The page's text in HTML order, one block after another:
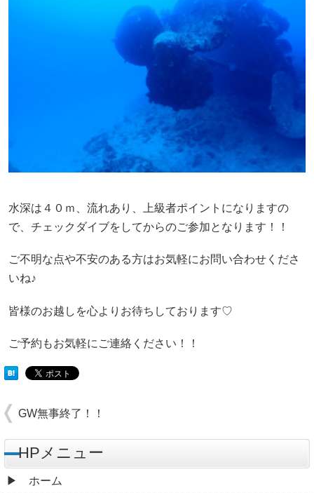
水深は４０ｍ、流れあり、上級者ポイントになりますの
で、チェックダイブをしてからのご参加となります！！
ご不明な点や不安のある方はお気軽にお問い合わせくださ
いね♪
皆様のお越しを心よりお待ちしております♡
ご予約もお気軽にご連絡ください！！
GW無事終了！！
HPメニュー
ホーム